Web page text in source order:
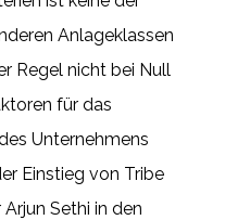
Anlageklassen
Regel nicht bei Null
für das
Unternehmens
Einstieg von Tribe
Sethi in den